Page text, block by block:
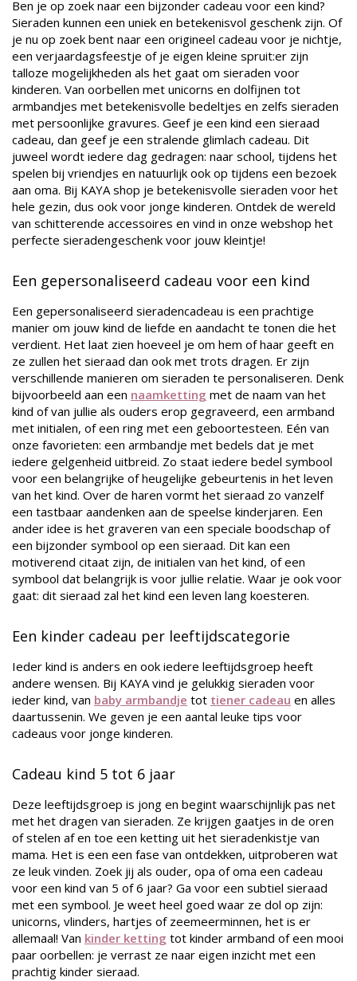
Ben je op zoek naar een bijzonder cadeau voor een kind?
Sieraden kunnen een uniek en betekenisvol geschenk zijn. Of
je nu op zoek bent naar een origineel cadeau voor je nichtje,
een verjaardagsfeestje of je eigen kleine spruit:er zijn
talloze mogelijkheden als het gaat om sieraden voor
kinderen. Van oorbellen met unicorns en dolfijnen tot
armbandjes met betekenisvolle bedeltjes en zelfs sieraden
met persoonlijke gravures. Geef je een kind een sieraad
cadeau, dan geef je een stralende glimlach cadeau. Dit
juweel wordt iedere dag gedragen: naar school, tijdens het
spelen bij vriendjes en natuurlijk ook op tijdens een bezoek
aan oma. Bij KAYA shop je betekenisvolle sieraden voor het
hele gezin, dus ook voor jonge kinderen. Ontdek de wereld
van schitterende accessoires en vind in onze webshop het
perfecte sieradengeschenk voor jouw kleintje!
Een gepersonaliseerd cadeau voor een kind
Een gepersonaliseerd sieradencadeau is een prachtige
manier om jouw kind de liefde en aandacht te tonen die het
verdient. Het laat zien hoeveel je om hem of haar geeft en
ze zullen het sieraad dan ook met trots dragen. Er zijn
verschillende manieren om sieraden te personaliseren. Denk
bijvoorbeeld aan een naamketting met de naam van het
kind of van jullie als ouders erop gegraveerd, een armband
met initialen, of een ring met een geboortesteen. Eén van
onze favorieten: een armbandje met bedels dat je met
iedere gelgenheid uitbreid. Zo staat iedere bedel symbool
voor een belangrijke of heugelijke gebeurtenis in het leven
van het kind. Over de haren vormt het sieraad zo vanzelf
een tastbaar aandenken aan de speelse kinderjaren. Een
ander idee is het graveren van een speciale boodschap of
een bijzonder symbool op een sieraad. Dit kan een
motiverend citaat zijn, de initialen van het kind, of een
symbool dat belangrijk is voor jullie relatie. Waar je ook voor
gaat: dit sieraad zal het kind een leven lang koesteren.
Een kinder cadeau per leeftijdscategorie
Ieder kind is anders en ook iedere leeftijdsgroep heeft
andere wensen. Bij KAYA vind je gelukkig sieraden voor
ieder kind, van baby armbandje tot tiener cadeau en alles
daartussenin. We geven je een aantal leuke tips voor
cadeaus voor jonge kinderen.
Cadeau kind 5 tot 6 jaar
Deze leeftijdsgroep is jong en begint waarschijnlijk pas net
met het dragen van sieraden. Ze krijgen gaatjes in de oren
of stelen af en toe een ketting uit het sieradenkistje van
mama. Het is een een fase van ontdekken, uitproberen wat
ze leuk vinden. Zoek jij als ouder, opa of oma een cadeau
voor een kind van 5 of 6 jaar? Ga voor een subtiel sieraad
met een symbool. Je weet heel goed waar ze dol op zijn:
unicorns, vlinders, hartjes of zeemeerminnen, het is er
allemaal! Van kinder ketting tot kinder armband of een mooi
paar oorbellen: je verrast ze naar eigen inzicht met een
prachtig kinder sieraad.